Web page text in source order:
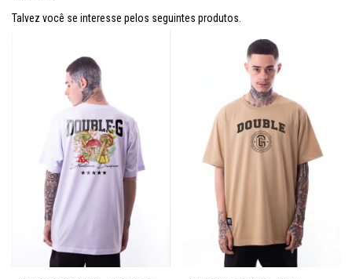
Talvez você se interesse pelos seguintes produtos.